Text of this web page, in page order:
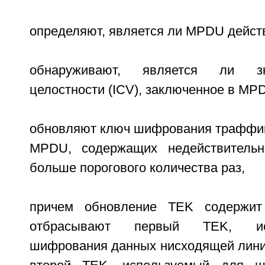
определяют, является ли MPDU
обнаруживают, является ли
целостности (ICV), заключенное в
обновляют ключ шифрования
MPDU, содержащих
больше порогового количества раз,
причем обновление TEK
отбрасывают первый TEK,
шифрования данных нисходящей